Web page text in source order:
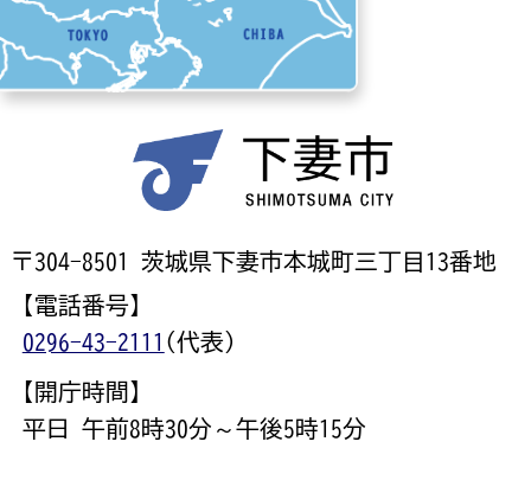
〒304-8501 茨城県下妻市本城町三丁目13番地
【電話番号】
0296-43-2111 (代表)
【開庁時間】
平日 午前8時30分～午後5時15分